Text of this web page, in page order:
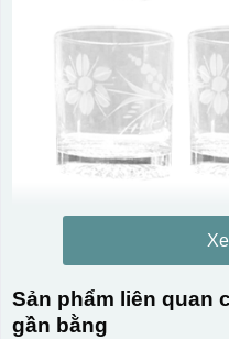
Sản phẩm liên quan
gần bằng